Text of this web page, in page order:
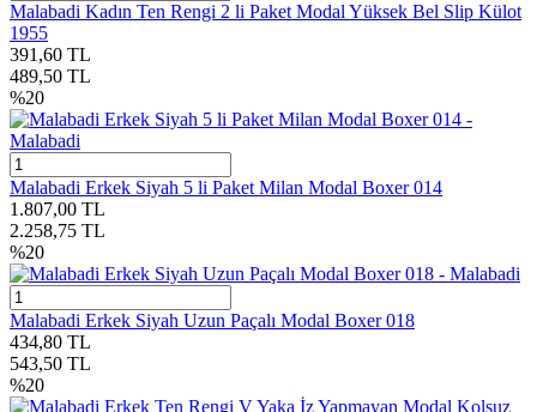
Malabadi Kadın Ten Rengi 2 li Paket Modal Yüksek Bel Slip Külot
1955
391,60 TL
489,50 TL
%20
Malabadi Erkek Siyah 5 li Paket Milan Modal Boxer 014
1.807,00 TL
2.258,75 TL
%20
Malabadi Erkek Siyah Uzun Paçalı Modal Boxer 018
434,80 TL
543,50 TL
%20